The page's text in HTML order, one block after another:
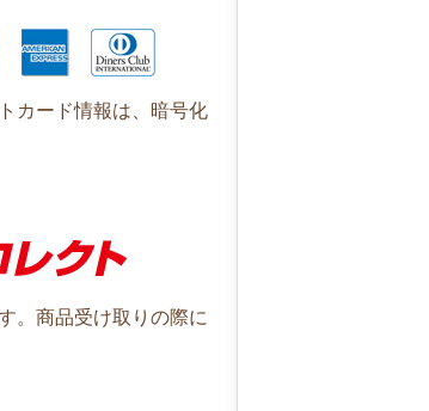
カード情報は、暗号化
。商品受け取りの際に